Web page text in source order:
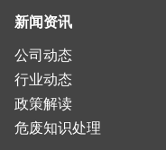
新闻资讯
公司动态
行业动态
政策解读
危废知识处理